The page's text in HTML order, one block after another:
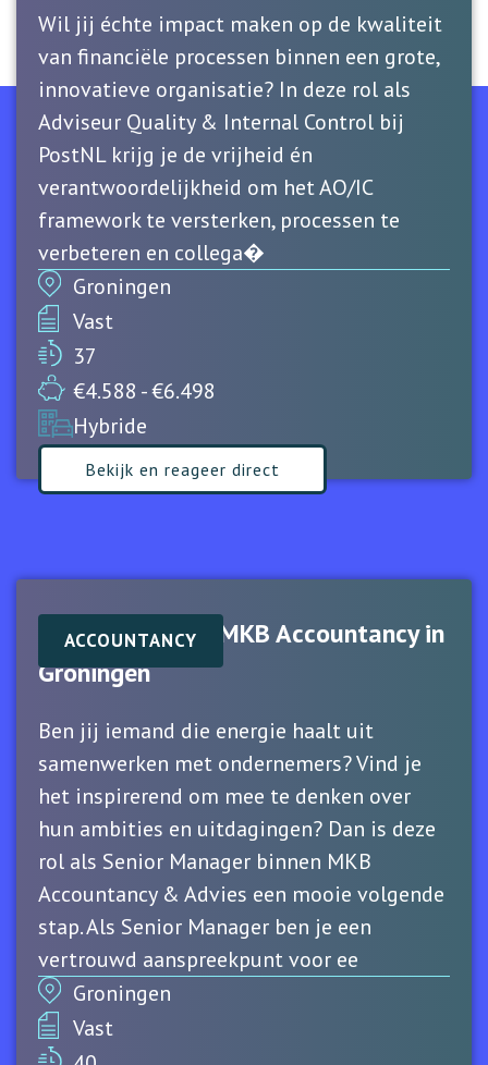
Wil jij échte impact maken op de kwaliteit
van financiële processen binnen een grote,
innovatieve organisatie? In deze rol als
Adviseur Quality & Internal Control bij
PostNL krijg je de vrijheid én
verantwoordelijkheid om het AO/IC
framework te versterken, processen te
verbeteren en collega�
Groningen
Vast
37
€4.588 - €6.498
Hybride
Bekijk en reageer direct
ACCOUNTANCY
Senior Manager MKB Accountancy in
Groningen
Ben jij iemand die energie haalt uit
samenwerken met ondernemers? Vind je
het inspirerend om mee te denken over
hun ambities en uitdagingen? Dan is deze
rol als Senior Manager binnen MKB
Accountancy & Advies een mooie volgende
stap. Als Senior Manager ben je een
vertrouwd aanspreekpunt voor ee
Groningen
Vast